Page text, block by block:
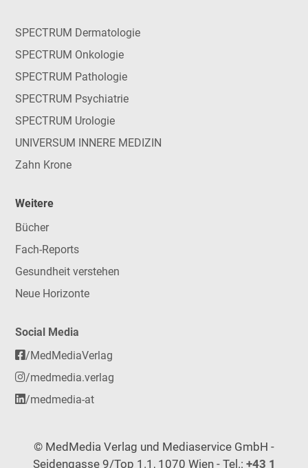
SPECTRUM Dermatologie
SPECTRUM Onkologie
SPECTRUM Pathologie
SPECTRUM Psychiatrie
SPECTRUM Urologie
UNIVERSUM INNERE MEDIZIN
Zahn Krone
Weitere
Bücher
Fach-Reports
Gesundheit verstehen
Neue Horizonte
Social Media
/MedMediaVerlag
/medmedia.verlag
/medmedia-at
© MedMedia Verlag und Mediaservice GmbH -
Seidengasse 9/Top 1.1, 1070 Wien - Tel.: +43 1